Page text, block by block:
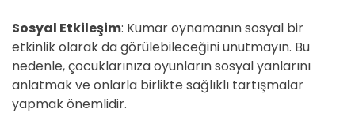
Sosyal Etkileşim: Kumar oynamanın sosyal bir
etkinlik olarak da görülebileceğini unutmayın. Bu
nedenle, çocuklarınıza oyunların sosyal yanlarını
anlatmak ve onlarla birlikte sağlıklı tartışmalar
yapmak önemlidir.